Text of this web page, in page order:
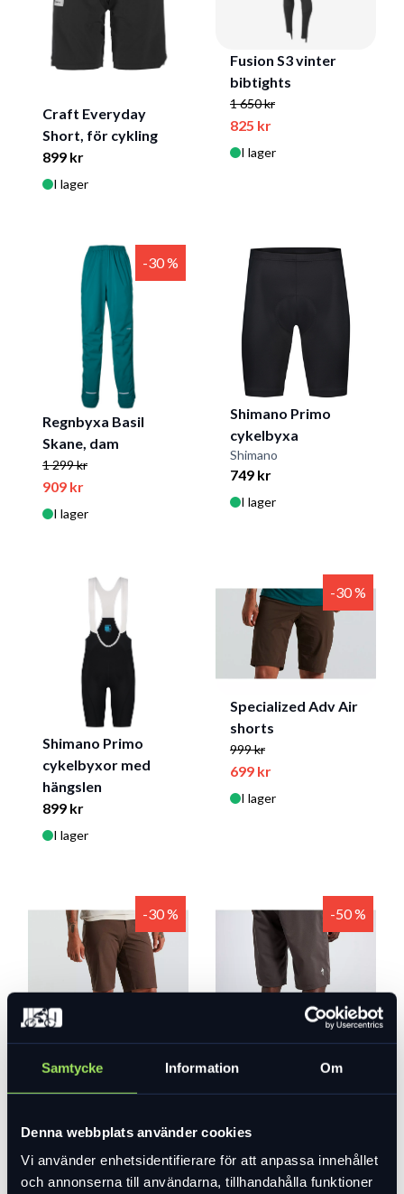
Samtycke Information Om
Denna webbplats använder cookies
Vi använder enhetsidentifierare för att anpassa innehållet
och annonserna till användarna, tillhandahålla funktioner
Craft Everyday
Short, för cykling
899 kr
I lager
Fusion S3 vinter
bibtights
1 650 kr
825 kr
I lager
-30 %
Regnbyxa Basil
Skane, dam
1 299 kr
909 kr
I lager
Shimano Primo
cykelbyxa
Shimano
749 kr
I lager
Shimano Primo
cykelbyxor med
hängslen
899 kr
I lager
-30 %
Specialized Adv Air
shorts
999 kr
699 kr
I lager
-30 %
Specialized Adv
shorts
999 kr
699 kr
-50 %
Specialized Byxa
Trail med lös
innerbyxa
1 199 kr
I lager